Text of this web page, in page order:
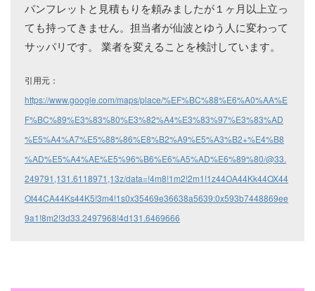
パンフレットと見積もりを頼みましたが１ヶ月以上立っ
ても持ってきません。担当者が仙波とゆう人に変わって
サッパリです。 業者を変えることを検討しています。
引用元：
https://www.google.com/maps/place/%EF%BC%88%E6%A0%AA%E
F%BC%89%E3%83%80%E3%82%A4%E3%83%97%E3%83%AD
%E5%A4%A7%E5%88%86%E8%B2%A9%E5%A3%B2+%E4%B8
%AD%E5%A4%AE%E5%96%B6%E6%A5%AD%E6%89%80/@33.
249791,131.6118971,13z/data=!4m8!1m2!2m1!1z44OA44Kk44OX44
Ot44CA44Ks44K5!3m4!1s0x35469e36638a5639:0x593b7448869ee
9a1!8m2!3d33.2497968!4d131.6469666